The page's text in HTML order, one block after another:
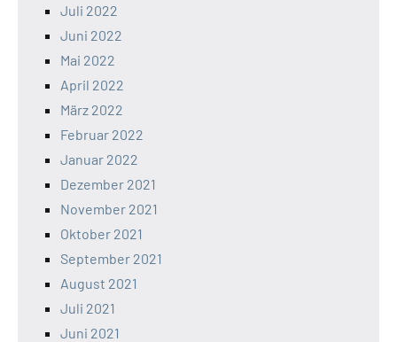
Juli 2022
Juni 2022
Mai 2022
April 2022
März 2022
Februar 2022
Januar 2022
Dezember 2021
November 2021
Oktober 2021
September 2021
August 2021
Juli 2021
Juni 2021